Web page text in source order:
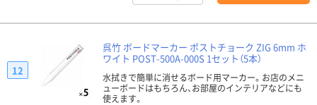
呉竹 ボードマーカー ポストチョーク ZIG 6mm ホ
ワイト POST-500A-000S 1セット（5本）
水拭きで簡単に消せるボード用マーカー。お店のメニ
ューボードはもちろん、お部屋のインテリアなどにも
使えます。
12